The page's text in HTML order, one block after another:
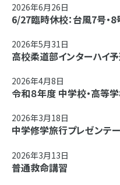
2026年6月26日
6/27臨時休校：台風7号・
2026年5月31日
高校柔道部インターハイ
2026年4月8日
令和８年度 中学校・高等
2026年3月18日
中学修学旅行プレゼンテ
2026年3月13日
普通救命講習